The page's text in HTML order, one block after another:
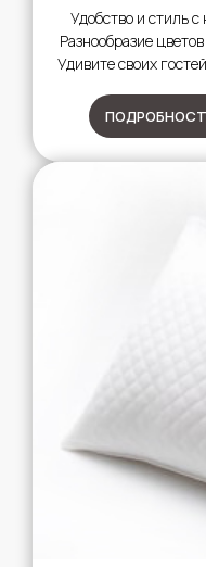
Удобство и стиль
Разнообразие
Удивите своих